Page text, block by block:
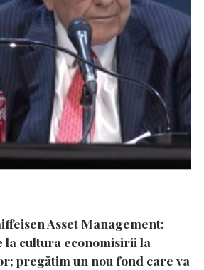
Asset Management:
la cultura economisirii la
pregătim un nou fond care va